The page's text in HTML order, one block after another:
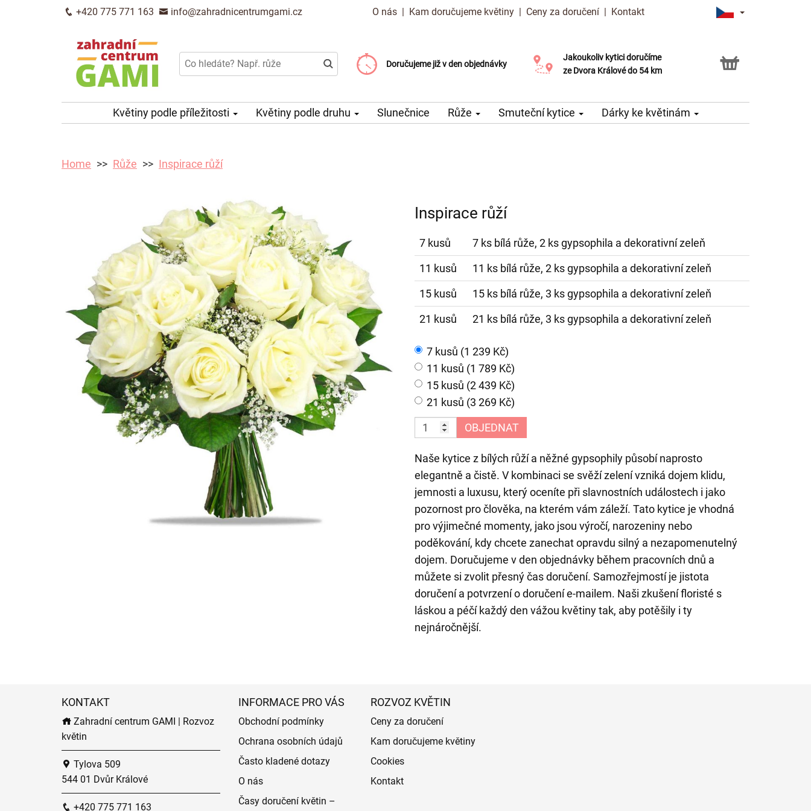
+420 775 771 163 info@zahradnicentrumgami.cz O nás | Kam doručujeme květiny | Ceny za doručení | Kontakt
Doručujeme již v den objednávky
Doručujeme již od 99 Kč
Možný výběr času a dne doručení
Jakoukoliv kytici doručíme
ze Dvora Králové do 54 km
Možnost vyzvednout v naší květince
Květiny podle příležitosti Květiny podle druhu Slunečnice Růže Smuteční kytice Dárky ke květinám
Home Růže Inspirace růží
Inspirace růží
7 kusů
7 ks bílá růže, 2 ks gypsophila a dekorativní zeleň
11 kusů
11 ks bílá růže, 2 ks gypsophila a dekorativní zeleň
15 kusů
15 ks bílá růže, 3 ks gypsophila a dekorativní zeleň
21 kusů
21 ks bílá růže, 3 ks gypsophila a dekorativní zeleň
7 kusů (1 239 Kč)
11 kusů (1 789 Kč)
15 kusů (2 439 Kč)
21 kusů (3 269 Kč)
OBJEDNAT
Naše kytice z bílých růží a něžné gypsophily působí naprosto
elegantně a čistě. V kombinaci se svěží zelení vzniká dojem klidu,
jemnosti a luxusu, který oceníte při slavnostních událostech i jako
pozornost pro člověka, na kterém vám záleží. Tato kytice je vhodná
pro výjimečné momenty, jako jsou výročí, narozeniny nebo
poděkování, kdy chcete zanechat opravdu silný a nezapomenutelný
dojem. Doručujeme v den objednávky během pracovních dnů a
můžete si zvolit přesný čas doručení. Samozřejmostí je jistota
doručení a potvrzení o doručení e-mailem. Naši zkušení floristé s
láskou a péčí každý den vážou květiny tak, aby potěšily i ty
nejnáročnější.
KONTAKT
Zahradní centrum GAMI | Rozvoz
květin
Tylova 509
544 01 Dvůr Králové
+420 775 771 163
INFORMACE PRO VÁS
Obchodní podmínky
Ochrana osobních údajů
Často kladené dotazy
O nás
Časy doručení květin –
ROZVOZ KVĚTIN
Ceny za doručení
Kam doručujeme květiny
Cookies
Kontakt